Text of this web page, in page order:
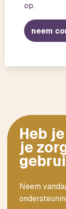
op.
neem
Heb
je
Neem